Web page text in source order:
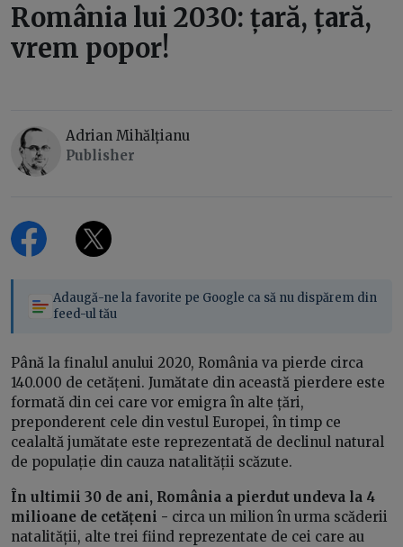
România lui 2030: țară, țară,
vrem popor!
Adrian Mihălțianu
Publisher
Adaugă-ne la favorite pe Google ca să nu dispărem din
feed-ul tău
Până la finalul anului 2020, România va pierde circa
140.000 de cetățeni. Jumătate din această pierdere este
formată din cei care vor emigra în alte țări,
preponderent cele din vestul Europei, în timp ce
cealaltă jumătate este reprezentată de declinul natural
de populație din cauza natalității scăzute.
În ultimii 30 de ani, România a pierdut undeva la 4
milioane de cetățeni - circa un milion în urma scăderii
natalității, alte trei fiind reprezentate de cei care au